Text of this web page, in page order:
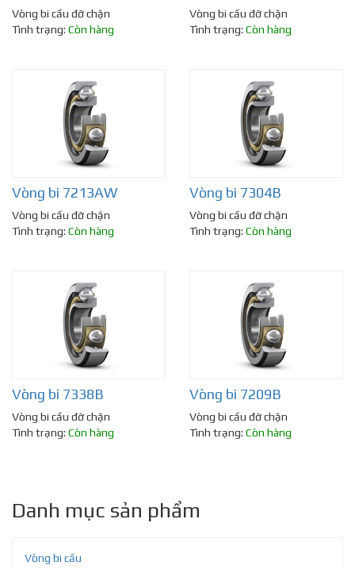
Vòng bi cầu đỡ chặn
Tình trạng: Còn hàng
Vòng bi cầu đỡ chặn
Tình trạng: Còn hàng
Vòng bi 7213AW
Vòng bi cầu đỡ chặn
Tình trạng: Còn hàng
Vòng bi 7304B
Vòng bi cầu đỡ chặn
Tình trạng: Còn hàng
Vòng bi 7338B
Vòng bi cầu đỡ chặn
Tình trạng: Còn hàng
Vòng bi 7209B
Vòng bi cầu đỡ chặn
Tình trạng: Còn hàng
Danh mục sản phẩm
Vòng bi cầu